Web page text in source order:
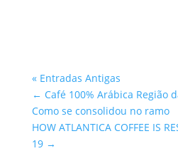
« Entradas Antigas
← Café 100% Arábica Região
Como se consolidou no ramo
HOW ATLANTICA COFFEE IS
19→